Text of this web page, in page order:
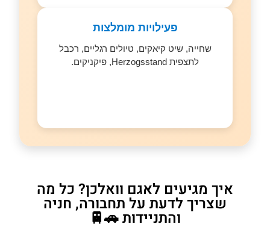
פעילויות מומלצות
שחייה, שיט קיאקים, טיולים רגליים, רכבל
לתצפית Herzogsstand, פיקניקים.
איך מגיעים לאגם וואלכן? כל מה
שצריך לדעת על תחבורה, חניה
והתניידות 🚗🚆